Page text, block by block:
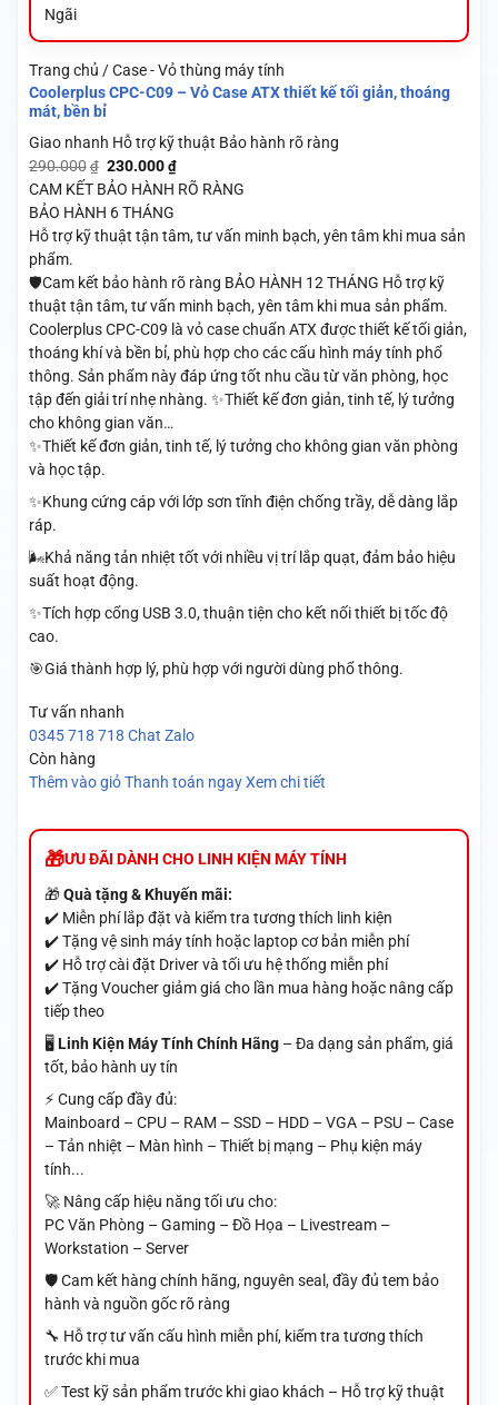
Ngãi
Trang chủ / Case - Vỏ thùng máy tính
Coolerplus CPC-C09 – Vỏ Case ATX thiết kế tối giản, thoáng
mát, bền bỉ
Giao nhanh Hỗ trợ kỹ thuật Bảo hành rõ ràng
290.000 ₫ Giá
gốc
là:
290.000₫.
230.000 ₫Giá
hiện
là:
CAM KẾT BẢO HÀNH RÕ RÀNG
BẢO HÀNH 6 THÁNG
Hỗ trợ kỹ thuật tận tâm, tư vấn minh bạch, yên tâm khi mua sản
phẩm.
🛡️Cam kết bảo hành rõ ràng BẢO HÀNH 12 THÁNG Hỗ trợ kỹ
thuật tận tâm, tư vấn minh bạch, yên tâm khi mua sản phẩm.
Coolerplus CPC-C09 là vỏ case chuẩn ATX được thiết kế tối giản,
thoáng khí và bền bỉ, phù hợp cho các cấu hình máy tính phổ
thông. Sản phẩm này đáp ứng tốt nhu cầu từ văn phòng, học
tập đến giải trí nhẹ nhàng. ✨Thiết kế đơn giản, tinh tế, lý tưởng
cho không gian văn…
✨Thiết kế đơn giản, tinh tế, lý tưởng cho không gian văn phòng
và học tập.
✨Khung cứng cáp với lớp sơn tĩnh điện chống trầy, dễ dàng lắp
ráp.
🌬️Khả năng tản nhiệt tốt với nhiều vị trí lắp quạt, đảm bảo hiệu
suất hoạt động.
✨Tích hợp cổng USB 3.0, thuận tiện cho kết nối thiết bị tốc độ
cao.
🎯Giá thành hợp lý, phù hợp với người dùng phổ thông.
Tư vấn nhanh
0345 718 718 Chat Zalo
Còn hàng
Thêm vào giỏ Thanh toán ngay Xem chi tiết
ƯU ĐÃI DÀNH CHO LINH KIỆN MÁY TÍNH
🎁Quà tặng & Khuyến mãi:
✔️ Miễn phí lắp đặt và kiểm tra tương thích linh kiện
✔️ Tặng vệ sinh máy tính hoặc laptop cơ bản miễn phí
✔️ Hỗ trợ cài đặt Driver và tối ưu hệ thống miễn phí
✔️ Tặng Voucher giảm giá cho lần mua hàng hoặc nâng cấp
tiếp theo
🖥️ Linh Kiện Máy Tính Chính Hãng– Đa dạng sản phẩm, giá
tốt, bảo hành uy tín
⚡ Cung cấp đầy đủ:
Mainboard – CPU – RAM – SSD – HDD – VGA – PSU – Case
– Tản nhiệt – Màn hình – Thiết bị mạng – Phụ kiện máy
tính...
🚀 Nâng cấp hiệu năng tối ưu cho:
PC Văn Phòng – Gaming – Đồ Họa – Livestream –
Workstation – Server
🛡️ Cam kết hàng chính hãng, nguyên seal, đầy đủ tem bảo
hành và nguồn gốc rõ ràng
🔧 Hỗ trợ tư vấn cấu hình miễn phí, kiểm tra tương thích
trước khi mua
✅ Test kỹ sản phẩm trước khi giao khách – Hỗ trợ kỹ thuật